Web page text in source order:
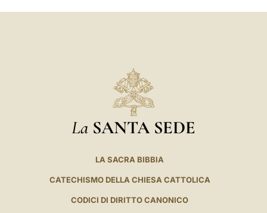
La SANTA SEDE
LA SACRA BIBBIA
CATECHISMO DELLA CHIESA CATTOLICA
CODICI DI DIRITTO CANONICO